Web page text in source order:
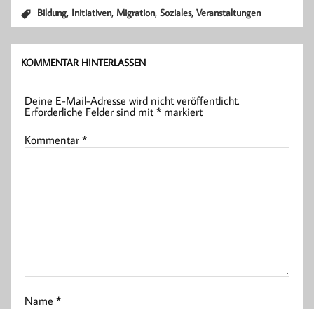
Bildung, Initiativen, Migration,Soziales,Veranstaltungen
KOMMENTAR HINTERLASSEN
Deine E-Mail-Adresse wird nicht veröffentlicht.
Erforderliche Felder sind mit* markiert
Kommentar*
Name*